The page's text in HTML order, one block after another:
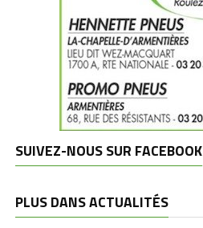
SUIVEZ-NOUS SUR FACEBOOK
PLUS DANS ACTUALITÉS